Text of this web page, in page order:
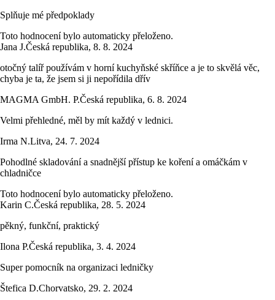
Splňuje mé předpoklady
Toto hodnocení bylo automaticky přeloženo.
Jana J.Česká republika, 8. 8. 2024
otočný talíř používám v horní kuchyňské skříňce a je to skvělá věc,
chyba je ta, že jsem si ji nepořídila dřív
MAGMA GmbH. P.Česká republika, 6. 8. 2024
Velmi přehledné, měl by mít každý v lednici.
Irma N.Litva, 24. 7. 2024
Pohodlné skladování a snadnější přístup ke koření a omáčkám v
chladničce
Toto hodnocení bylo automaticky přeloženo.
Karin C.Česká republika, 28. 5. 2024
pěkný, funkční, praktický
Ilona P.Česká republika, 3. 4. 2024
Super pomocník na organizaci ledničky
Štefica D.Chorvatsko, 29. 2. 2024